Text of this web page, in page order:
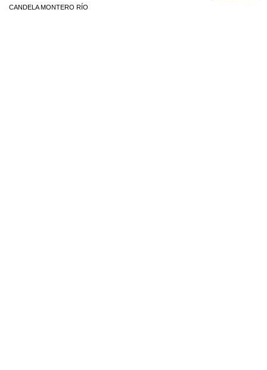
CANDELA MONTERO RÍO